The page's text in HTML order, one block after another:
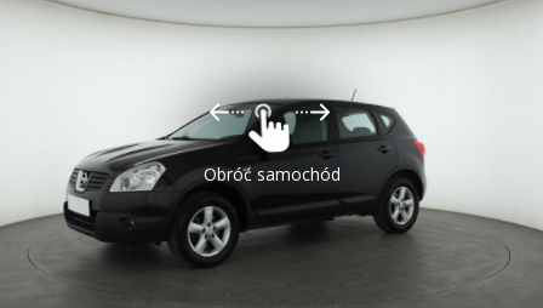
Obróć samochód